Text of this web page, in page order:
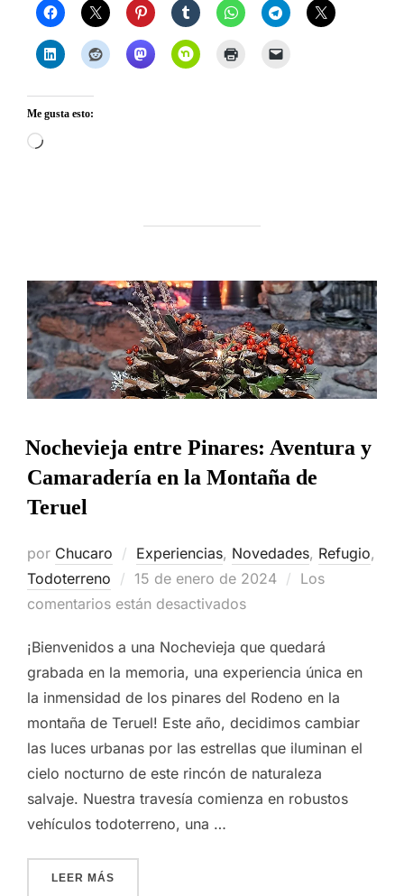
Me gusta esto:
Cargando...
Nochevieja entre Pinares: Aventura y
Camaradería en la Montaña de
Teruel
por Chucaro Experiencias, Novedades, Refugio,
Todoterreno
Publicado
el
15 de enero de 2024
Los
comentarios están desactivados
¡Bienvenidos a una Nochevieja que quedará
grabada en la memoria, una experiencia única en
la inmensidad de los pinares del Rodeno en la
montaña de Teruel! Este año, decidimos cambiar
las luces urbanas por las estrellas que iluminan el
cielo nocturno de este rincón de naturaleza
salvaje. Nuestra travesía comienza en robustos
vehículos todoterreno, una …
LEER MÁS